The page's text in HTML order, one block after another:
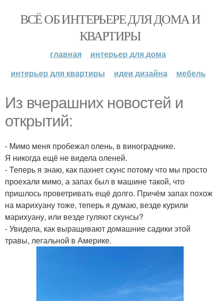
ВСЁ ОБ ИНТЕРЬЕРЕ ДЛЯ ДОМА И
КВАРТИРЫ
главная
интерьер для дома
интерьер для квартиры
идеи дизайна мебель
Из вчерашних новостей и
открытий:
- Мимо меня пробежал олень, в винограднике.
Я никогда ещё не видела оленей.
- Теперь я знаю, как пахнет скунс потому что мы просто
проехали мимо, а запах был в машине такой, что
пришлось проветривать ещё долго. Причём запах похож
на марихуану тоже, теперь я думаю, везде курили
марихуану, или везде гуляют скунсы?
- Увидела, как выращивают домашние садики этой
травы, легальной в Америке.